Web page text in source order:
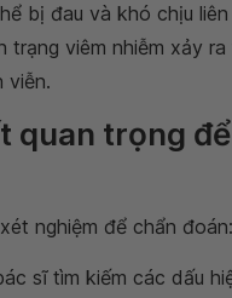
bị đau và khó chịu
trạng viêm nhiễm xảy
viễn.
quan trọng
nghiệm để chẩn đoán:
sĩ tìm kiếm các dấu